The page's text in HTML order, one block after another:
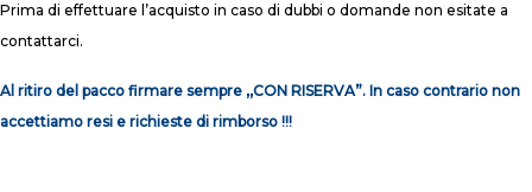
Prima di effettuare l’acquisto in caso di dubbi o domande non esitate a
contattarci.
Al ritiro del pacco firmare sempre ,,CON RISERVA”. In caso contrario non
accettiamo resi e richieste di rimborso !!!